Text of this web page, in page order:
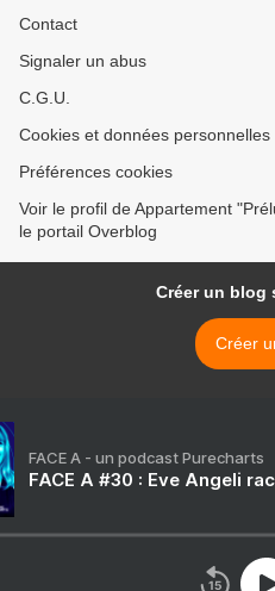
Contact
Signaler un abus
C.G.U.
Cookies et données personnelles
Préférences cookies
Voir le profil de Appartement
le portail Overblog
Créer un blog
Créer
FACE A - un podcast Purecharts
FACE A #30 : Eve Angeli